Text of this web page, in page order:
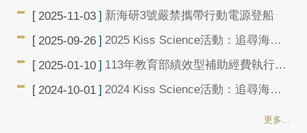
果報告已上架
2025-11-03 新海研3號嚴禁攜帶行動電源登船
2025-09-26
2025 Kiss Science活動：追尋海洋
的秘密–新海研3號
2025-01-10
113年教育部績效型補助經費執行成
2024-10-01
2024 Kiss Science活動：追尋海洋
更多...